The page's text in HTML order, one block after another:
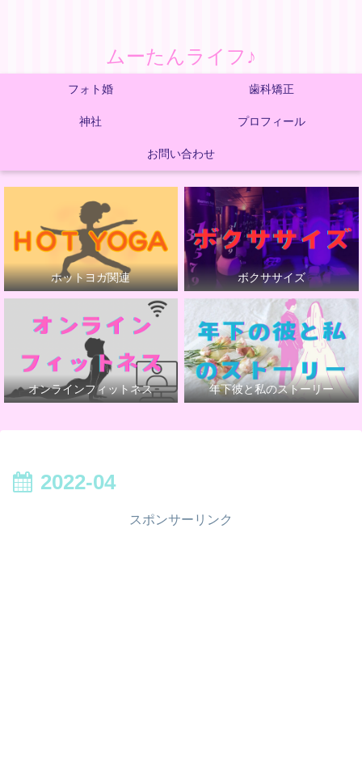
ムーたんライフ♪
フォト婚 歯科矯正
神社 プロフィール
お問い合わせ
ホットヨガ関連 ボクササイズ
オンラインフィットネス 年下彼と私のストーリー
2022-04
スポンサーリンク